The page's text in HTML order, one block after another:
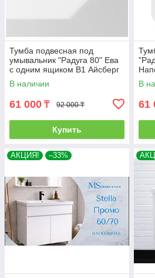
Тумба подвесная под
умывальник "Радуга 80" Ева
с одним ящиком В1 Айсберг
В наличии
61 000 ₸ 92 000 ₸
Купить
В
61
АКЦИЯ! –33%